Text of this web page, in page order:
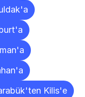
Kilis'e